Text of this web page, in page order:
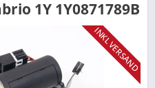
1Y 1Y0871789B
INKL VERSAND